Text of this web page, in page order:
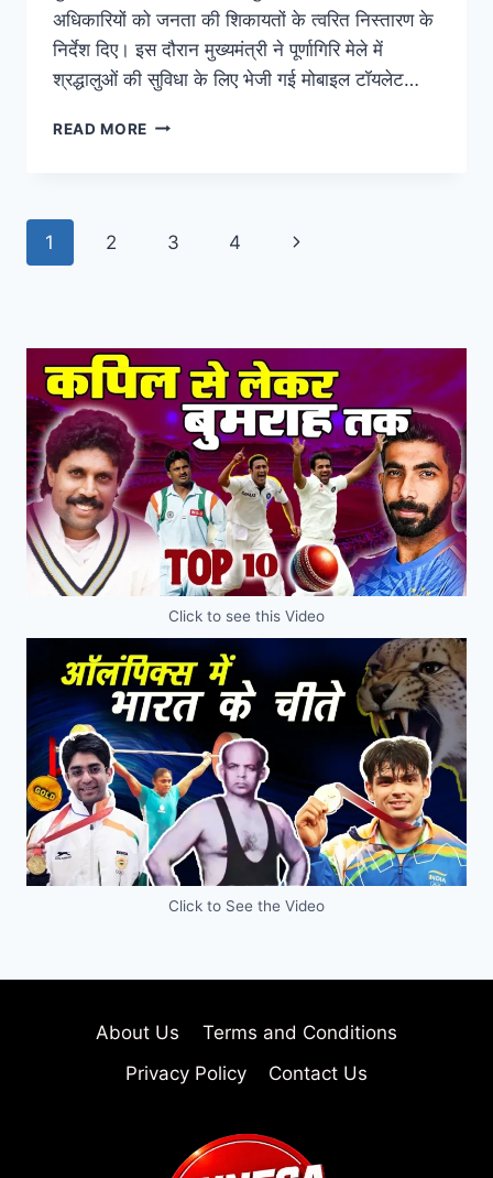
अधिकारियों को जनता की शिकायतों के त्वरित निस्तारण के
निर्देश दिए। इस दौरान मुख्यमंत्री ने पूर्णागिरि मेले में
श्रद्धालुओं की सुविधा के लिए भेजी गई मोबाइल टॉयलेट…
READ MORE
1 2 3 4
Click to see this Video
Click to See the Video
About Us
Terms and Conditions
Privacy Policy
Contact Us